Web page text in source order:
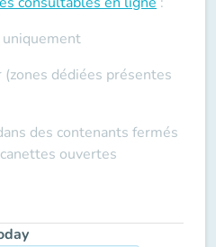
dédiées présentes
des contenants fermés
ouvertes